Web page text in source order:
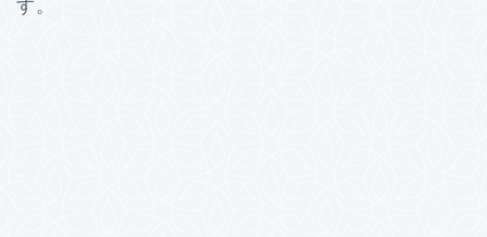
す。